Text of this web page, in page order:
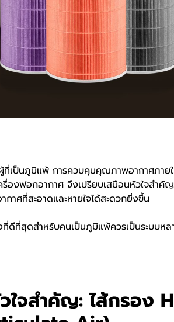
ที่เป็นภูมิแพ้ การควบคุมคุณภาพอากาศภาย
รื่องฟอกอากาศ จึงเปรียบเสมือนหัวใจสำคั
กาศที่สะอาดและหายใจได้สะดวกยิ่งขึ้น
ที่ดีที่สุดสำหรับคนเป็นภูมิแพ้ควรเป็นระบบ
ใจสำคัญ: ไส้กรอง